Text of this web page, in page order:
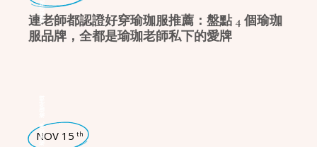
瑜珈好物
連老師都認證好穿瑜珈服推薦：盤點 4 個瑜珈
服品牌，全都是瑜珈老師私下的愛牌
瑜珈故事
NOV 15 th